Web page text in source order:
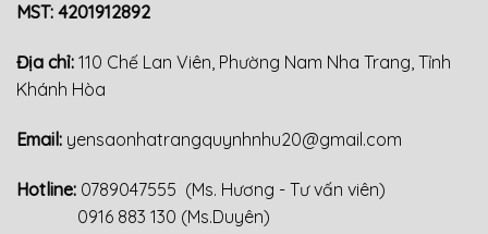
MST: 4201912892
Địa chỉ: 110 Chế Lan Viên, Phường Nam Nha Trang, Tỉnh
Khánh Hòa
Email: yensaonhatrangquynhnhu20@gmail.com
Hotline: 0789047555 (Ms. Hương - Tư vấn viên)
0916 883 130 (Ms.Duyên)